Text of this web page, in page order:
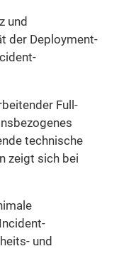
und
der Deployment-
Full-
technische
zeigt sich bei
und